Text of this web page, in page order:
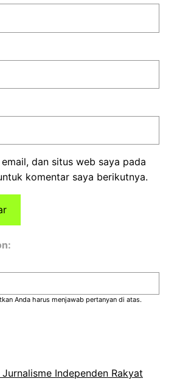
dan situs web saya pada
komentar saya berikutnya.
Anda harus menjawab pertanyan di atas.
Independen Rakyat